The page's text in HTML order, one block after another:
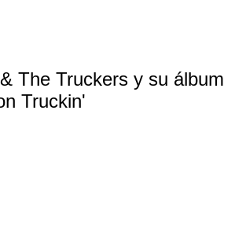
The Truckers y su álbum
Truckin'